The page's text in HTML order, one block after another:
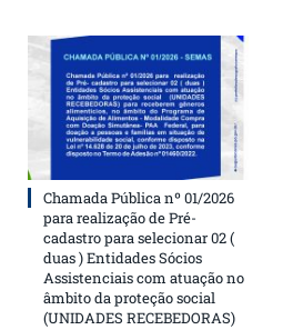
Chamada Pública nº 01/2026
para realização de Pré-
cadastro para selecionar 02 (
duas ) Entidades Sócios
Assistenciais com atuação no
âmbito da proteção social
(UNIDADES RECEBEDORAS)